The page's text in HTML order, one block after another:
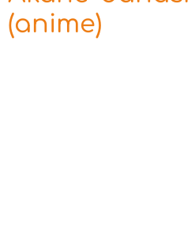
(anime)